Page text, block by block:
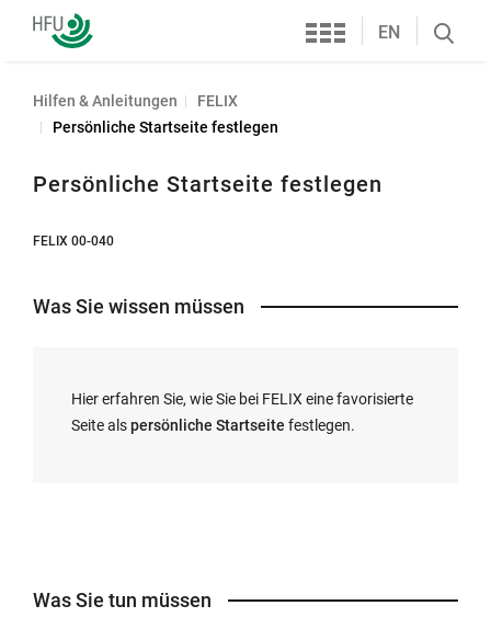
Hochschule
Furtwangen
Services
EN
Search
Hilfen & Anleitungen
FELIX
Persönliche Startseite festlegen
Persönliche Startseite festlegen
FELIX 00-040
Was Sie wissen müssen
Hier erfahren Sie, wie Sie bei FELIX eine favorisierte
Seite alspersönliche Startseite festlegen.
Was Sie tun müssen